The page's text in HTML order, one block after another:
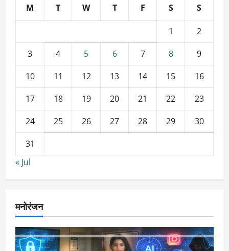
M T W T F S S
1
2
3
4 5 6 7 8
9
10
11 12 13 14 15
16
17
18 19 20 21 22
23
24
25 26 27 28 29
30
31
« Jul
मनोरंजन